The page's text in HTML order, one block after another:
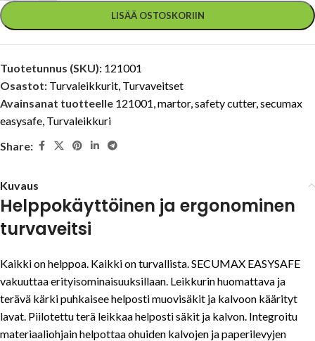
LISÄÄ OSTOSKORIIN
Tuotetunnus (SKU): 121001
Osastot: Turvaleikkurit Turvaveitset
Avainsanat tuotteelle 121001 martor, safety cutter, secumax
easysafe Turvaleikkuri
Share:
Kuvaus
Helppokäyttöinen ja ergonominen
turvaveitsi
Kaikki on helppoa. Kaikki on turvallista. SECUMAX EASYSAFE
vakuuttaa erityisominaisuuksillaan. Leikkurin huomattava ja
terävä kärki puhkaisee helposti muovisäkit ja kalvoon käärityt
lavat. Piilotettu terä leikkaa helposti säkit ja kalvon. Integroitu
materiaaliohjain helpottaa ohuiden kalvojen ja paperilevyjen